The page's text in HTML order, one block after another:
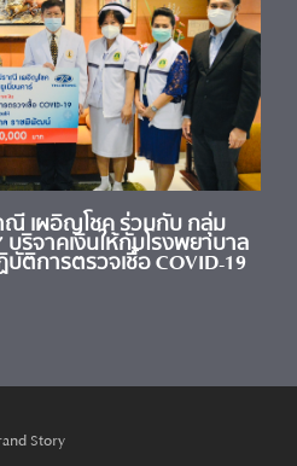
ณี เผอิญโชค ร่วมกับ กลุ่ม
บริจาคเงินให้กับโรงพยาบาล
การตรวจเชื้อ COVID-19
Story